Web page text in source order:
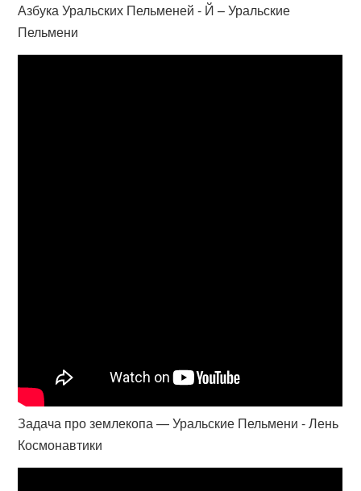
Азбука Уральских Пельменей - Й – Уральские
Пельмени
Задача про землекопа — Уральские Пельмени - Лень
Космонавтики